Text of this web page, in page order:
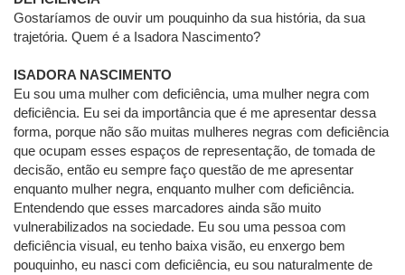
Gostaríamos de ouvir um pouquinho da sua história, da sua
trajetória. Quem é a Isadora Nascimento?
ISADORA NASCIMENTO
Eu sou uma mulher com deficiência, uma mulher negra com
deficiência. Eu sei da importância que é me apresentar dessa
forma, porque não são muitas mulheres negras com deficiência
que ocupam esses espaços de representação, de tomada de
decisão, então eu sempre faço questão de me apresentar
enquanto mulher negra, enquanto mulher com deficiência.
Entendendo que esses marcadores ainda são muito
vulnerabilizados na sociedade. Eu sou uma pessoa com
deficiência visual, eu tenho baixa visão, eu enxergo bem
pouquinho, eu nasci com deficiência, eu sou naturalmente de